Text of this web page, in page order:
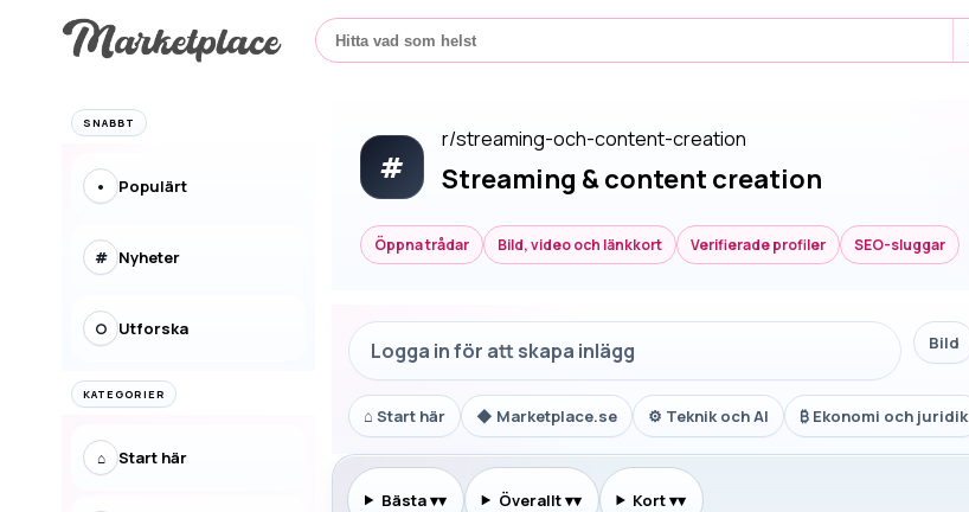
SNABBT
• Populärt
# Nyheter
○ Utforska
KATEGORIER
⌂ Start här
#
r/streaming-och-content-creation
Streaming & content creation
Öppna trådar Bild, video och länkkort Verifierade profiler SEO-sluggar
Logga in för att skapa inlägg Bild
⌂ Start här ◆ Marketplace.se ⚙ Teknik och AI ₿ Ekonomi och juridik
Bästa▾ Överallt▾ Kort▾